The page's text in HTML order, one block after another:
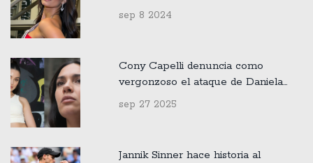
al Miss Universo 2024
sep 8 2024
Cony Capelli denuncia como
vergonzoso el ataque de Daniela
Aránguiz a sus adicciones
sep 27 2025
Jannik Sinner hace historia al